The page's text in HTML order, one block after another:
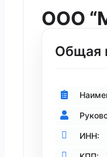
ООО
Общая
ИНН: